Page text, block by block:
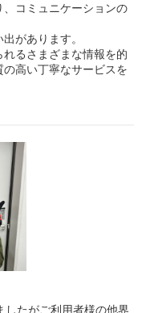
コミュニケーションの
があります。
るさまざまな情報を的
高い丁寧なサービスを
したがご利用者様の他界